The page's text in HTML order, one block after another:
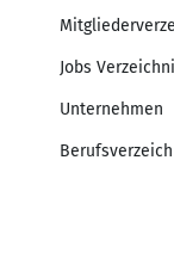
Jobs
Unternehmen